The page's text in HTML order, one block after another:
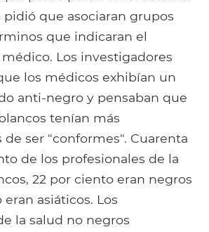
que asociaran grupos
que indicaran el
Los investigadores
los médicos exhibían un
anti-negro y pensaban que
tenían más
ser "conformes". Cuarenta
de los profesionales de la
22 por ciento eran negros
asiáticos. Los
la salud no negros